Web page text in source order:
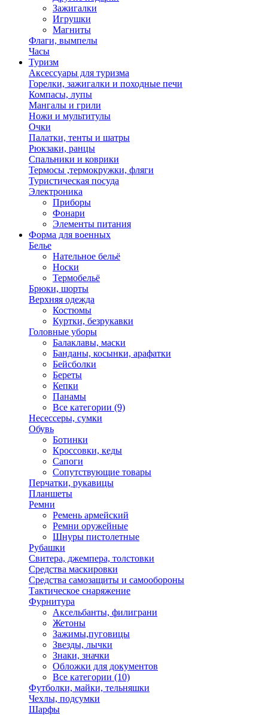
Зажигалки
Игрушки
Магниты
Флаги, вымпелы
Часы
Туризм
Аксессуары для туризма
Горелки, зажигалки и походные печи
Компасы, лупы
Мангалы и грили
Ножи и мультитулы
Очки
Палатки, тенты и шатры
Рюкзаки, ранцы
Спальники и коврики
Термосы ,термокружки, фляги
Туристическая посуда
Электроника
Приборы
Фонари
Элементы питания
Форма для военных
Белье
Нательное бельё
Носки
Термобельё
Брюки, шорты
Верхняя одежда
Костюмы
Куртки, безрукавки
Головные уборы
Балаклавы, маски
Банданы, косынки, арафатки
Бейсболки
Береты
Кепки
Панамы
Все категории (9)
Несессеры, сумки
Обувь
Ботинки
Кроссовки, кеды
Сапоги
Сопутствующие товары
Перчатки, рукавицы
Планшеты
Ремни
Ремень армейский
Ремни оружейные
Шнуры пистолетные
Рубашки
Свитера, джемпера, толстовки
Средства маскировки
Средства самозащиты и самообороны
Тактическое снаряжение
Фурнитура
Аксельбанты, филиграни
Жетоны
Зажимы,пуговицы
Звезды, лычки
Знаки, значки
Обложки для документов
Все категории (10)
Футболки, майки, тельняшки
Чехлы, подсумки
Шарфы